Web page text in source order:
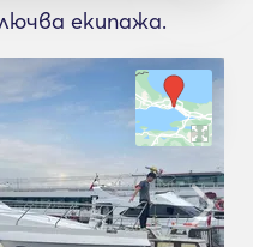
екипажа.